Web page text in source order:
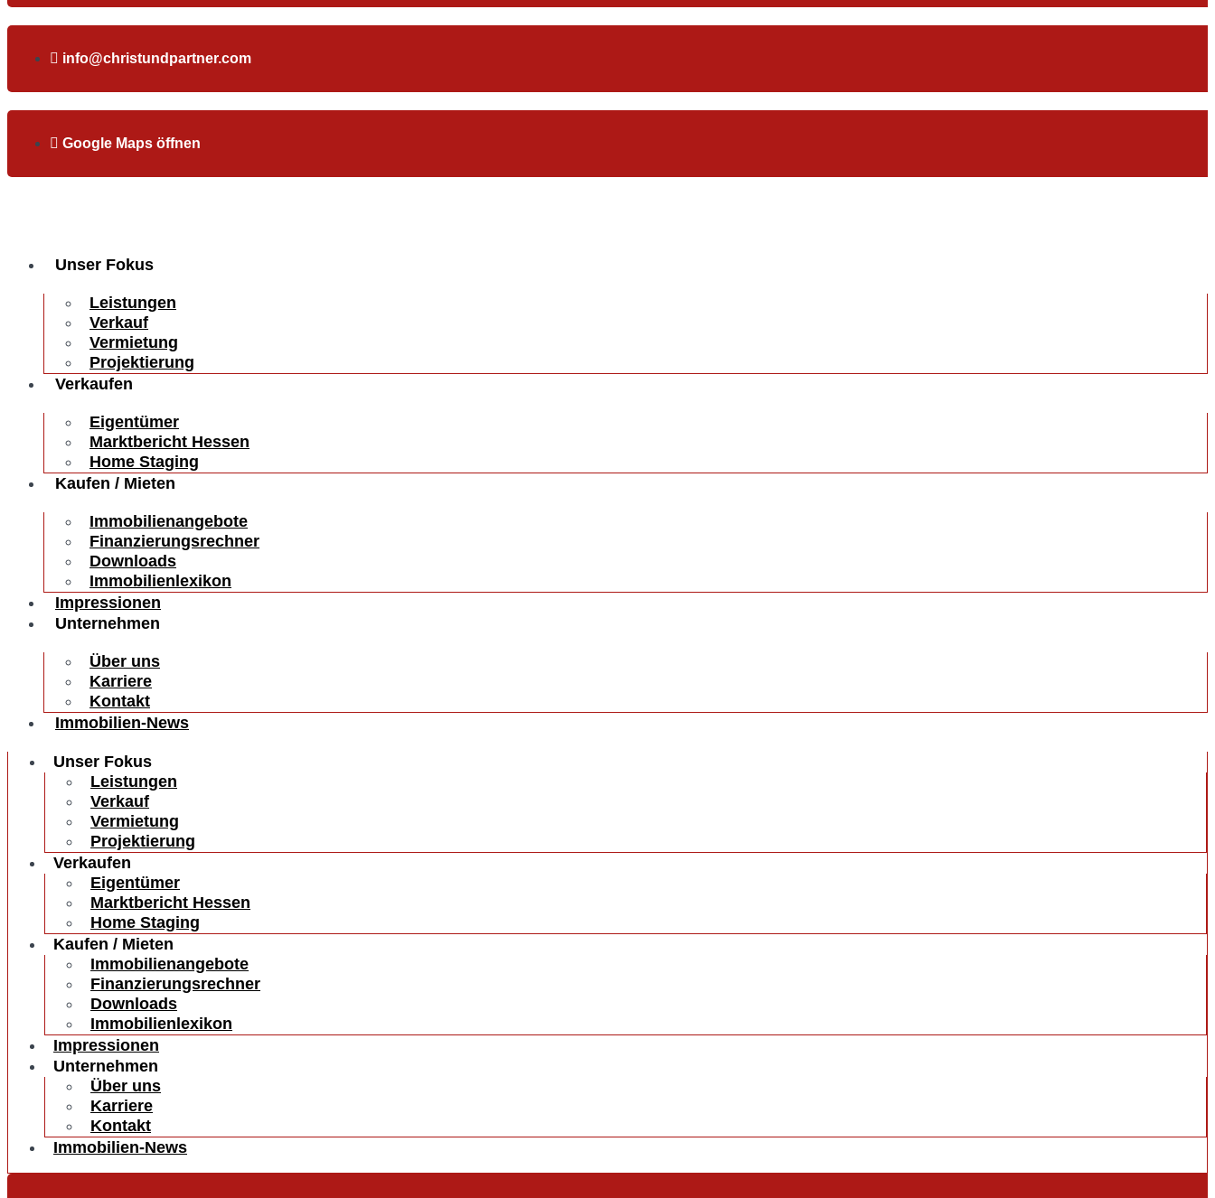
info@christundpartner.com
Google Maps öffnen
Unser Fokus
Leistungen
Verkauf
Vermietung
Projektierung
Verkaufen
Eigentümer
Marktbericht Hessen
Home Staging
Kaufen / Mieten
Immobilienangebote
Finanzierungsrechner
Downloads
Immobilienlexikon
Impressionen
Unternehmen
Über uns
Karriere
Kontakt
Immobilien-News
Unser Fokus
Leistungen
Verkauf
Vermietung
Projektierung
Verkaufen
Eigentümer
Marktbericht Hessen
Home Staging
Kaufen / Mieten
Immobilienangebote
Finanzierungsrechner
Downloads
Immobilienlexikon
Impressionen
Unternehmen
Über uns
Karriere
Kontakt
Immobilien-News